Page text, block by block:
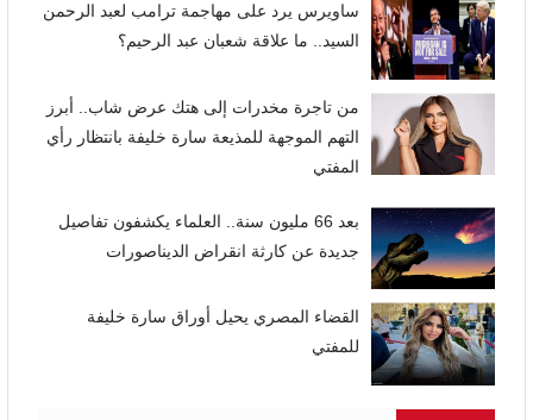
ساويرس يرد على مهاجمة ترامب لعبد الرحمن
السيد.. ما علاقة شعبان عبد الرحيم؟
من تاجرة مخدرات إلى هتك عرض شاب.. أبرز
التهم الموجهة للمذيعة سارة خليفة بانتظار رأي
المفتي
بعد 66 مليون سنة.. العلماء يكشفون تفاصيل
جديدة عن كارثة انقراض الديناصورات
القضاء المصري يحيل أوراق سارة خليفة
للمفتي